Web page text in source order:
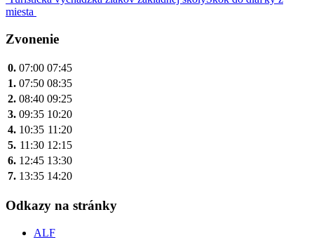
v
článku
miesta
Zvonenie
0. 07:00 07:45
1. 07:50 08:35
2. 08:40 09:25
3. 09:35 10:20
4. 10:35 11:20
5. 11:30 12:15
6. 12:45 13:30
7. 13:35 14:20
Odkazy na stránky
ALF